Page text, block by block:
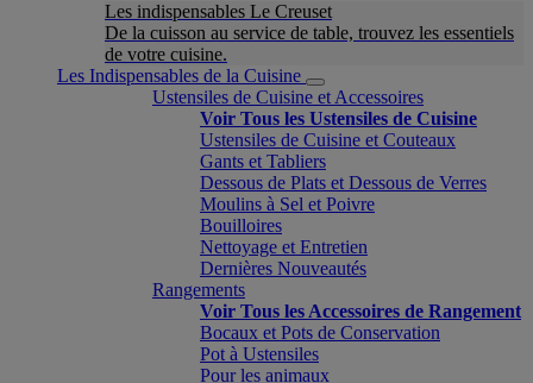
Les indispensables Le Creuset
De la cuisson au service de table, trouvez les essentiels
de votre cuisine.
Les Indispensables de la Cuisine
Ustensiles de Cuisine et Accessoires
Voir Tous les Ustensiles de Cuisine
Ustensiles de Cuisine et Couteaux
Gants et Tabliers
Dessous de Plats et Dessous de Verres
Moulins à Sel et Poivre
Bouilloires
Nettoyage et Entretien
Dernières Nouveautés
Rangements
Voir Tous les Accessoires de Rangement
Bocaux et Pots de Conservation
Pot à Ustensiles
Pour les animaux